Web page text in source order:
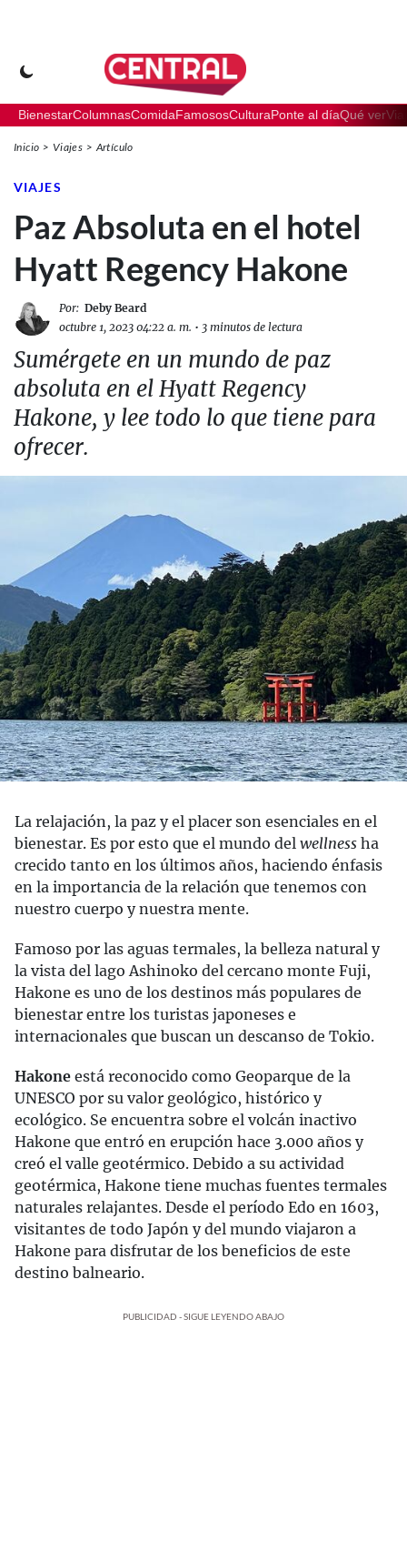
BienestarColumnasComidaFamososCulturaPonte al díaQué ver
Inicio Viajes Artículo
VIAJES
Paz Absoluta en el hotel
Hyatt Regency Hakone
Por: Deby Beard
octubre 1, 2023 04:22 a. m. • 3 minutos de lectura
Sumérgete en un mundo de paz
absoluta en el Hyatt Regency
Hakone, y lee todo lo que tiene para
ofrecer.
La relajación, la paz y el placer son esenciales en el
bienestar. Es por esto que el mundo del wellness ha
crecido tanto en los últimos años, haciendo énfasis
en la importancia de la relación que tenemos con
nuestro cuerpo y nuestra mente.
Famoso por las aguas termales, la belleza natural y
la vista del lago Ashinoko del cercano monte Fuji,
Hakone es uno de los destinos más populares de
bienestar entre los turistas japoneses e
internacionales que buscan un descanso de Tokio.
Hakone está reconocido como Geoparque de la
UNESCO por su valor geológico, histórico y
ecológico. Se encuentra sobre el volcán inactivo
Hakone que entró en erupción hace 3.000 años y
creó el valle geotérmico. Debido a su actividad
geotérmica, Hakone tiene muchas fuentes termales
naturales relajantes. Desde el período Edo en 1603,
visitantes de todo Japón y del mundo viajaron a
Hakone para disfrutar de los beneficios de este
destino balneario.
PUBLICIDAD - SIGUE LEYENDO ABAJO